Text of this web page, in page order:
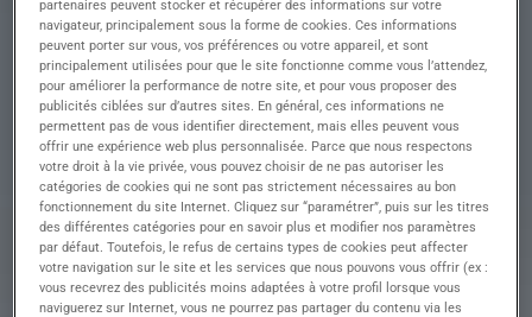
numériques pour produire des pièces de haute
précision
• Lire et interpréter les plans techniques pour
assurer une production précise
• Programmer les machines CN tout en adaptant
les parcours d'usinage
• Régler minutieusement les paramètres
d'usinage pour optimiser efficacité et qualité
• Installer, fixer les pièces et déployer toute votre
attention durant la production
• Contrôler avec rigueur la conformité des pièces
et effectuer des maintenances de base.
partenaires peuvent stocker et récupérer des informations sur votre
navigateur, principalement sous la forme de cookies. Ces informations
peuvent porter sur vous, vos préférences ou votre appareil, et sont
principalement utilisées pour que le site fonctionne comme vous l’attendez,
pour améliorer la performance de notre site, et pour vous proposer des
publicités ciblées sur d’autres sites. En général, ces informations ne
permettent pas de vous identifier directement, mais elles peuvent vous
offrir une expérience web plus personnalisée. Parce que nous respectons
votre droit à la vie privée, vous pouvez choisir de ne pas autoriser les
catégories de cookies qui ne sont pas strictement nécessaires au bon
fonctionnement du site Internet. Cliquez sur “paramétrer”, puis sur les titres
des différentes catégories pour en savoir plus et modifier nos paramètres
par défaut. Toutefois, le refus de certains types de cookies peut affecter
votre navigation sur le site et les services que nous pouvons vous offrir (ex :
vous recevrez des publicités moins adaptées à votre profil lorsque vous
naviguerez sur Internet, vous ne pourrez pas partager du contenu via les